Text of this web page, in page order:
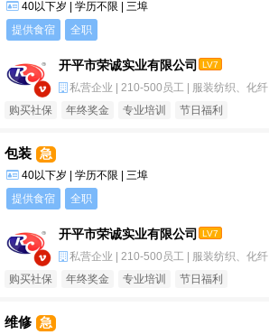
40以下岁 | 学历不限 | 三埠
提供食宿
全职
开平市荣诚实业有限公司 LV7
私营企业 | 210-500员工 | 服装纺织、化纤
购买社保 年终奖金 专业培训 节日福利
包装 急
40以下岁 | 学历不限 | 三埠
提供食宿
全职
开平市荣诚实业有限公司 LV7
私营企业 | 210-500员工 | 服装纺织、化纤
购买社保 年终奖金 专业培训 节日福利
维修 急